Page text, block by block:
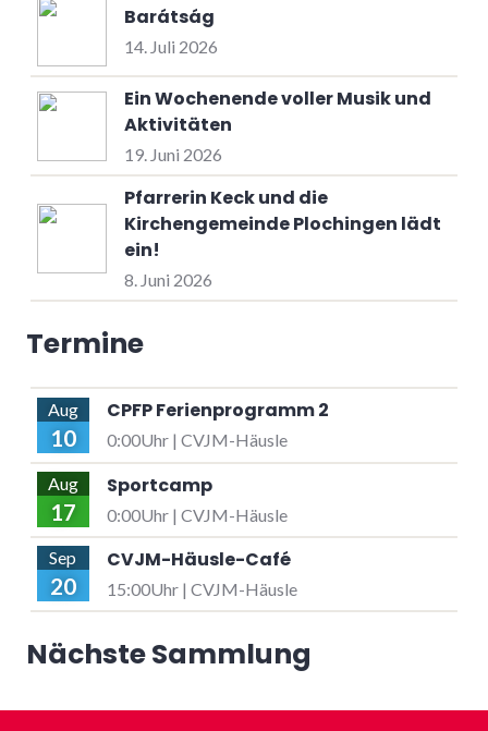
Barátság
14. Juli 2026
Ein Wochenende voller Musik und
Aktivitäten
19. Juni 2026
Pfarrerin Keck und die
Kirchengemeinde Plochingen lädt
ein!
8. Juni 2026
Termine
Aug
10
CPFP Ferienprogramm 2
0:00Uhr | CVJM-Häusle
Aug
17
Sportcamp
0:00Uhr | CVJM-Häusle
Sep
20
CVJM-Häusle-Café
15:00Uhr | CVJM-Häusle
Nächste Sammlung